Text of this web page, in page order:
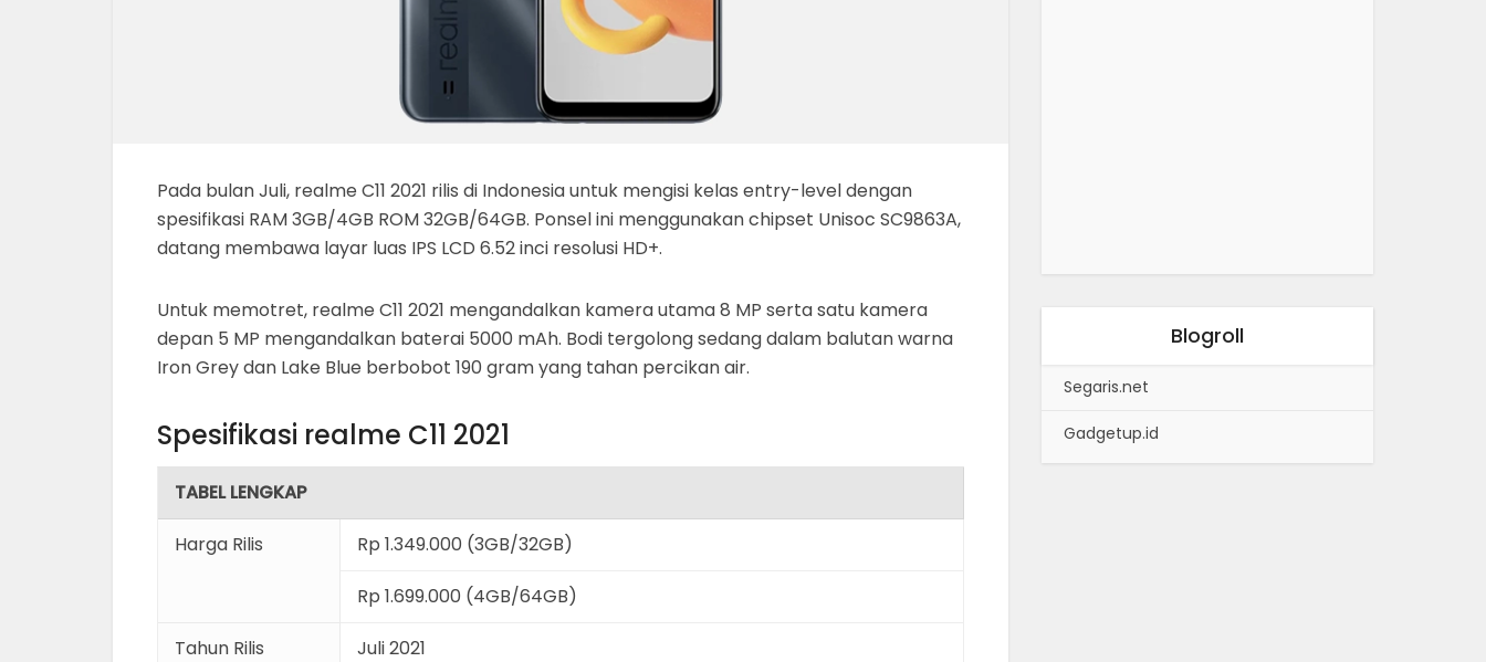
Pada bulan Juli, realme C11 2021 rilis di Indonesia untuk mengisi kelas entry-level dengan
spesifikasi RAM 3GB/4GB ROM 32GB/64GB. Ponsel ini menggunakan chipset Unisoc SC9863A,
datang membawa layar luas IPS LCD 6.52 inci resolusi HD+.
Untuk memotret, realme C11 2021 mengandalkan kamera utama 8 MP serta satu kamera
depan 5 MP mengandalkan baterai 5000 mAh. Bodi tergolong sedang dalam balutan warna
Iron Grey dan Lake Blue berbobot 190 gram yang tahan percikan air.
Spesifikasi realme C11 2021
TABEL LENGKAP
Harga Rilis Rp 1.349.000 (3GB/32GB)
Rp 1.699.000 (4GB/64GB)
Tahun Rilis Juli 2021
Blogroll
Segaris.net
Gadgetup.id